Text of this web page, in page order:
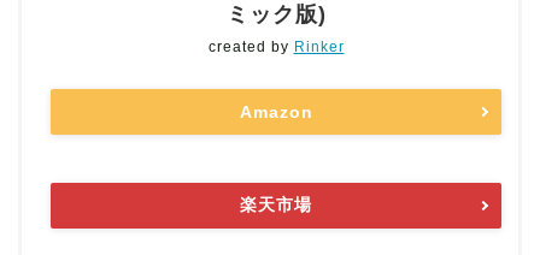
ミック版)
created by Rinker
Amazon
楽天市場